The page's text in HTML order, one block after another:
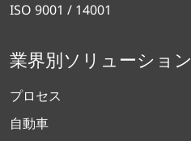
ISO 9001 / 14001
業界別ソリューション
プロセス
自動車